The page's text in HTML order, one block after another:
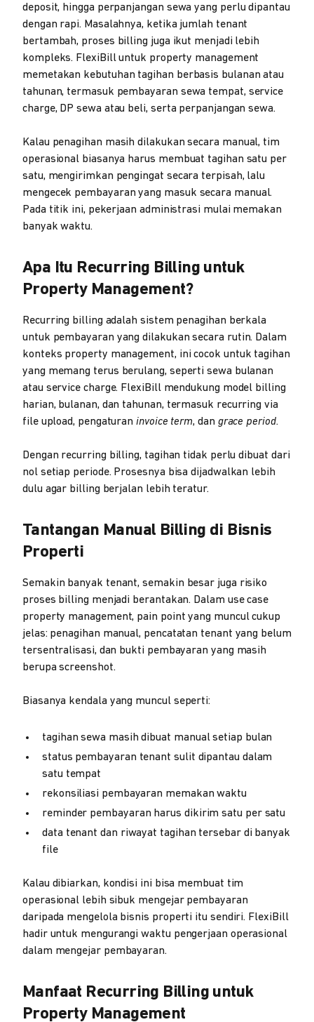
deposit, hingga perpanjangan sewa yang perlu dipantau
dengan rapi. Masalahnya, ketika jumlah tenant
bertambah, proses billing juga ikut menjadi lebih
kompleks. FlexiBill untuk property management
memetakan kebutuhan tagihan berbasis bulanan atau
tahunan, termasuk pembayaran sewa tempat, service
charge, DP sewa atau beli, serta perpanjangan sewa.
Kalau penagihan masih dilakukan secara manual, tim
operasional biasanya harus membuat tagihan satu per
satu, mengirimkan pengingat secara terpisah, lalu
mengecek pembayaran yang masuk secara manual.
Pada titik ini, pekerjaan administrasi mulai memakan
banyak waktu.
Apa Itu Recurring Billing untuk
Property Management?
Recurring billing adalah sistem penagihan berkala
untuk pembayaran yang dilakukan secara rutin. Dalam
konteks property management, ini cocok untuk tagihan
yang memang terus berulang, seperti sewa bulanan
atau service charge. FlexiBill mendukung model billing
harian, bulanan, dan tahunan, termasuk recurring via
file upload, pengaturaninvoice term, dan grace period.
Dengan recurring billing, tagihan tidak perlu dibuat dari
nol setiap periode. Prosesnya bisa dijadwalkan lebih
dulu agar billing berjalan lebih teratur.
Tantangan Manual Billing di Bisnis
Properti
Semakin banyak tenant, semakin besar juga risiko
proses billing menjadi berantakan. Dalam use case
property management, pain point yang muncul cukup
jelas: penagihan manual, pencatatan tenant yang belum
tersentralisasi, dan bukti pembayaran yang masih
berupa screenshot.
Biasanya kendala yang muncul seperti:
tagihan sewa masih dibuat manual setiap bulan
status pembayaran tenant sulit dipantau dalam
satu tempat
rekonsiliasi pembayaran memakan waktu
reminder pembayaran harus dikirim satu per satu
data tenant dan riwayat tagihan tersebar di banyak
file
Kalau dibiarkan, kondisi ini bisa membuat tim
operasional lebih sibuk mengejar pembayaran
daripada mengelola bisnis properti itu sendiri. FlexiBill
hadir untuk mengurangi waktu pengerjaan operasional
dalam mengejar pembayaran.
Manfaat Recurring Billing untuk
Property Management